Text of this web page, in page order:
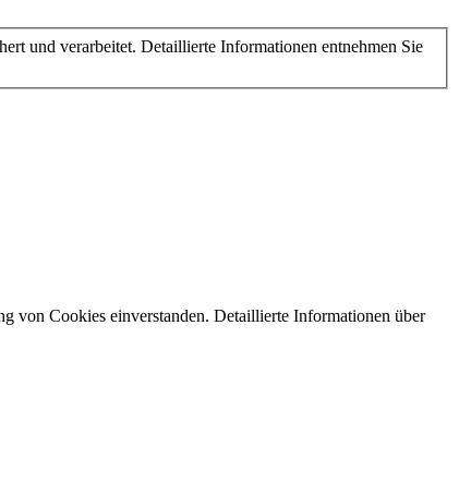
und verarbeitet. Detaillierte Informationen entnehmen Sie
von Cookies einverstanden. Detaillierte Informationen über